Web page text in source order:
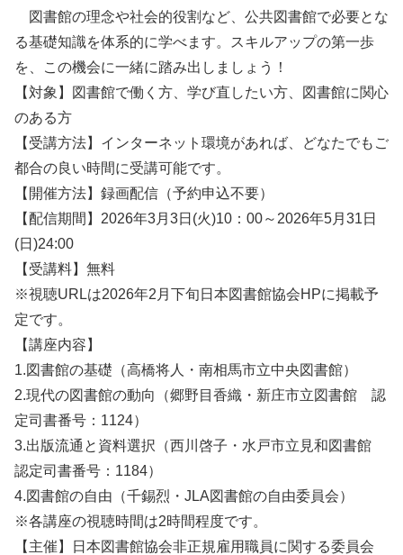
図書館の理念や社会的役割など、公共図書館で必要とな
る基礎知識を体系的に学べます。スキルアップの第一歩
を、この機会に一緒に踏み出しましょう！
【対象】図書館で働く方、学び直したい方、図書館に関心
のある方
【受講方法】インターネット環境があれば、どなたでもご
都合の良い時間に受講可能です。
【開催方法】録画配信（予約申込不要）
【配信期間】2026年3月3日(火)10：00～2026年5月31日
(日)24:00
【受講料】無料
※視聴URLは2026年2月下旬日本図書館協会HPに掲載予
定です。
【講座内容】
1.図書館の基礎（高橋将人・南相馬市立中央図書館）
2.現代の図書館の動向（郷野目香織・新庄市立図書館 認
定司書番号：1124）
3.出版流通と資料選択（西川啓子・水戸市立見和図書館
認定司書番号：1184）
4.図書館の自由（千錫烈・JLA図書館の自由委員会）
※各講座の視聴時間は2時間程度です。
【主催】日本図書館協会非正規雇用職員に関する委員会